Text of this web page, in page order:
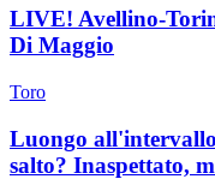
LIVE! Avellino-
Di Maggio
Toro
Luongo
salto? Inaspettato,